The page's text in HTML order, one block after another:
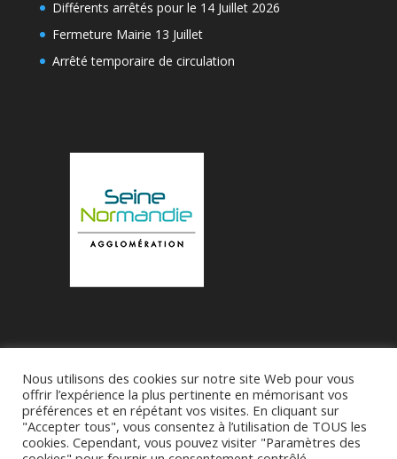
Différents arrêtés pour le 14 Juillet 2026
Fermeture Mairie 13 Juillet
Arrêté temporaire de circulation
Accueil Municipalité
Le Village de Bueil
Associations
Nous utilisons des cookies sur notre site Web pour vous
offrir l’expérience la plus pertinente en mémorisant vos
préférences et en répétant vos visites. En cliquant sur
"Accepter tous", vous consentez à l’utilisation de TOUS les
cookies. Cependant, vous pouvez visiter "Paramètres des